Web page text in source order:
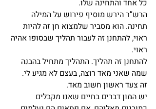
כל אחד והתחינה שלו.
הרש”ר הירש מוסיף פירוש על המילה
תחינה. הוא מסביר שלמצוא חן זה להיות
ראוי, להתחנן זה לעבור תהליך שבסופו אהיה
ראוי.
להתחנן זה תהליך. התהליך מתחיל בהבנה
שמה שאני מאד רוצה, בעצם לא מגיע לי.
זה צעד ראשון חשוב מאד.
יש המון דברים בחיים שאנו מקבלים